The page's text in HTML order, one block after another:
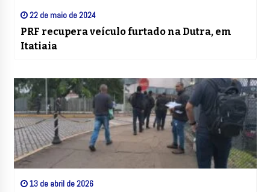
22 de maio de 2024
PRF recupera veículo furtado na Dutra, em
Itatiaia
13 de abril de 2026